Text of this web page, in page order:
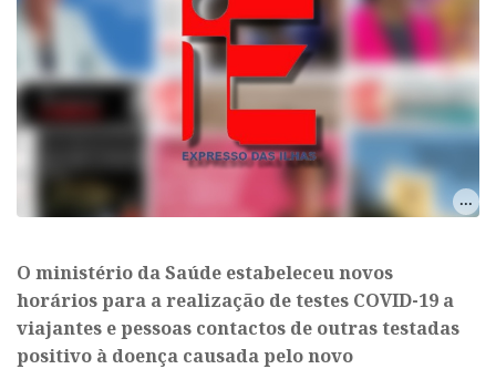
O ministério da Saúde estabeleceu novos
horários para a realização de testes COVID-19 a
viajantes e pessoas contactos de outras testadas
positivo à doença causada pelo novo